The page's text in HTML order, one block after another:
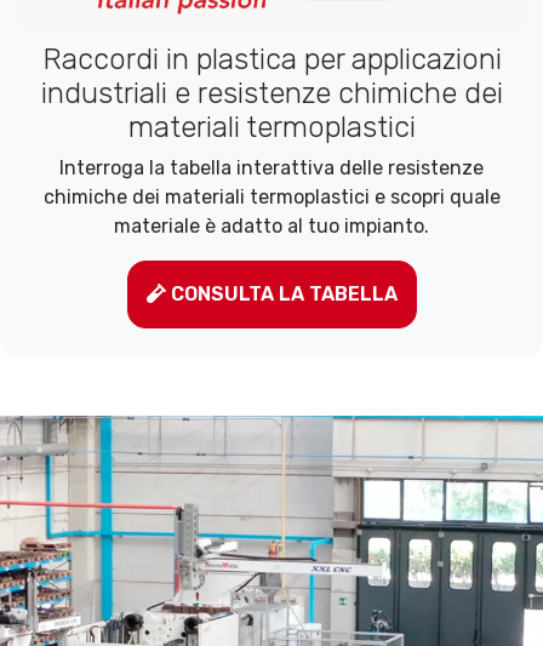
Raccordi in plastica per applicazioni
industriali e resistenze chimiche dei
materiali termoplastici
Interroga la tabella interattiva delle resistenze
chimiche dei materiali termoplastici e scopri quale
materiale è adatto al tuo impianto.
CONSULTA LA TABELLA